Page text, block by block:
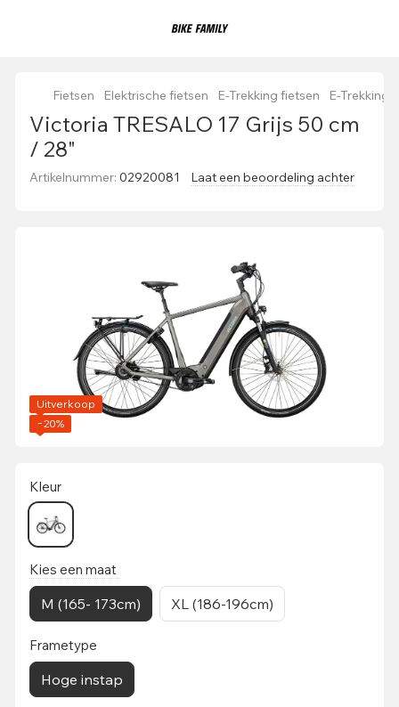
Fietsen Elektrische fietsen E-Trekking fietsen E-Trekking
Victoria TRESALO 17 Grijs 50 cm
/ 28"
Artikelnummer: 02920081 Laat een beoordeling achter
Uitverkoop
−20%
Kleur
Kies een maat
M (165- 173cm) XL (186-196cm)
Frametype
Hoge instap